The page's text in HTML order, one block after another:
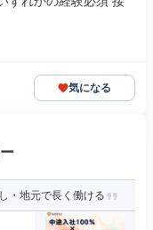
気になる
・地元で長く働ける